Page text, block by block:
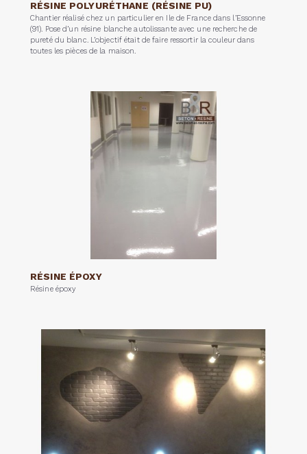
RÉSINE POLYURÉTHANE (RÉSINE PU)
Chantier réalisé chez un particulier en Ile de France dans l’Essonne
(91). Pose d’un résine blanche autolissante avec une recherche de
pureté du blanc. L’objectif était de faire ressortir la couleur dans
toutes les pièces de la maison.
RÉSINE ÉPOXY
Résine époxy